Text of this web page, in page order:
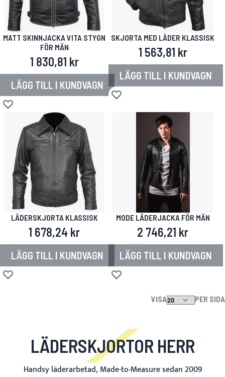
MATT SKINNJACKA VITA STYGN
FÖR MÄN
1 830,81 kr
LÄGG TILL I KUNDVAGN
Lägg till i önskelista
SKJORTA MED LÄDER KLASSISK
1 563,81 kr
LÄGG TILL I KUNDVAGN
Lägg till i önskelista
LÄDERSKJORTA KLASSISK
1 678,24 kr
LÄGG TILL I KUNDVAGN
Lägg till i önskelista
MODE LÄDERJACKA FÖR MÄN
2 746,21 kr
LÄGG TILL I KUNDVAGN
Lägg till i önskelista
VISA PER SIDA
LÄDERSKJORTOR HERR
Handsy läderarbetad, Made-to-Measure sedan 2009